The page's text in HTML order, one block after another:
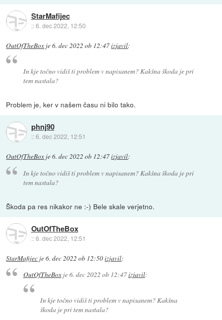
StarMafijec
::6. dec 2022, 12:50
OutOfTheBox je6. dec 2022 ob 12:47izjavil:
In kje točno vidiš ti problem v napisanem? Kakšna škoda je pri
tem nastala?
Problem je, ker v našem času ni bilo tako.
phnj90
::6. dec 2022, 12:51
OutOfTheBox je6. dec 2022 ob 12:47izjavil:
In kje točno vidiš ti problem v napisanem? Kakšna škoda je pri
tem nastala?
Škoda pa res nikakor ne :-) Bele skale verjetno.
OutOfTheBox
::6. dec 2022, 12:51
StarMafijec je6. dec 2022 ob 12:50izjavil:
OutOfTheBoxje6. dec 2022 ob 12:47izjavil:
In kje točno vidiš ti problem v napisanem? Kakšna
škoda je pri tem nastala?